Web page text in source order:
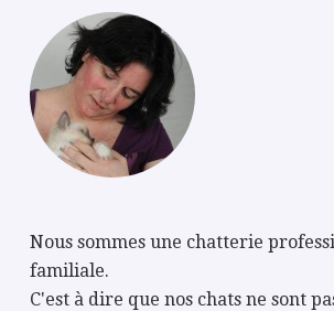
Nous sommes une chatterie
familiale.
C'est à dire que nos chats ne sont